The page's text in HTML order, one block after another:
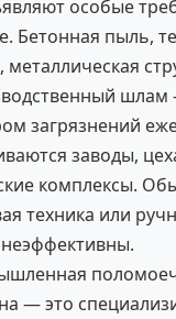
особые
Бетонная пыль,
металлическая
шлам
загрязнений
заводы,
комплексы.
техника или
— это